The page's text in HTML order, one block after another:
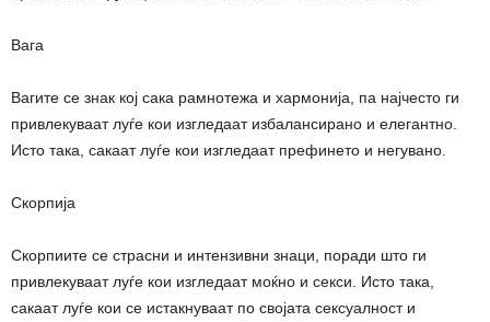
Вага
Вагите се знак кој сака рамнотежа и хармонија, па најчесто ги
привлекуваат луѓе кои изгледаат избалансирано и елегантно.
Исто така, сакаат луѓе кои изгледаат префинето и негувано.
Скорпија
Скорпиите се страсни и интензивни знаци, поради што ги
привлекуваат луѓе кои изгледаат моќно и секси. Исто така,
сакаат луѓе кои се истакнуваат по својата сексуалност и